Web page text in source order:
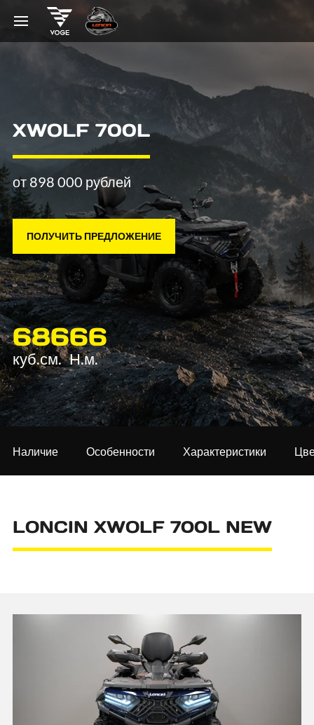
XWOLF 700L
от 898 000 рублей
ПОЛУЧИТЬ ПРЕДЛОЖЕНИЕ
686
куб.см.
66
Н.м.
Наличие Особенности Характеристики
LONCIN XWOLF 700L NEW